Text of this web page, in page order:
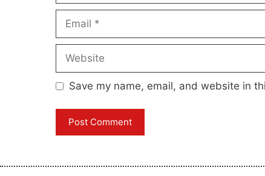
Save my name, email, and website in